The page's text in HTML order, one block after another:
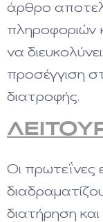
άρθρο
πληροφοριών
να
προσέγγιση
διατροφής.
Οι πρωτεΐνες
διατήρηση